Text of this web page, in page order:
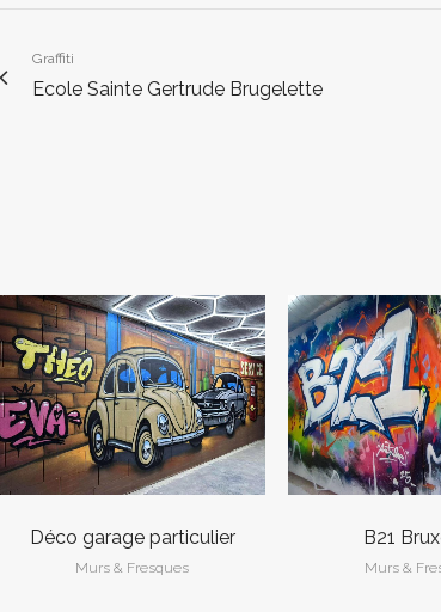
Graffiti
Ecole Sainte Gertrude Brugelette
VOIR
Déco garage particulier
Murs & Fresques
VOIR
B21
Murs &